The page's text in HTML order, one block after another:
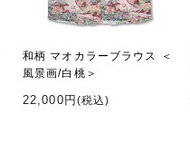
和柄 マオカラーブラウス ＜
風景画/白桃＞
22,000円 (税込)